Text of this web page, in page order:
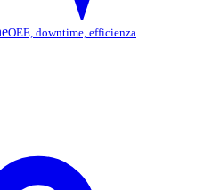
OEE, downtime, efficienza